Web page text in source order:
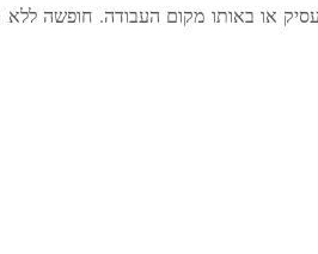
או באותו מקום העבודה. חופשה ללא